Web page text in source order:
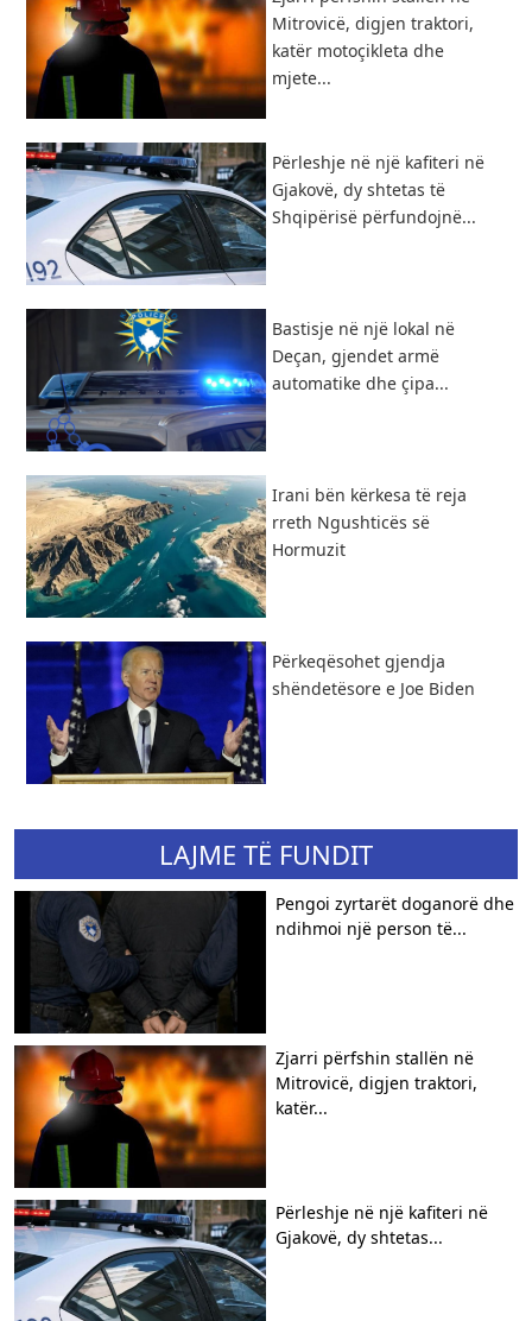
Mitrovicë, digjen traktori,
katër motoçikleta dhe
mjete...
Përleshje në një kafiteri në
Gjakovë, dy shtetas të
Shqipërisë përfundojnë...
Bastisje në një lokal në
Deçan, gjendet armë
automatike dhe çipa...
​Irani bën kërkesa të reja
rreth Ngushticës së
Hormuzit
Përkeqësohet gjendja
shëndetësore e Joe Biden
LAJME TË FUNDIT
Pengoi zyrtarët doganorë dhe
ndihmoi një person të...
Zjarri përfshin stallën në
Mitrovicë, digjen traktori,
katër...
Përleshje në një kafiteri në
Gjakovë, dy shtetas...